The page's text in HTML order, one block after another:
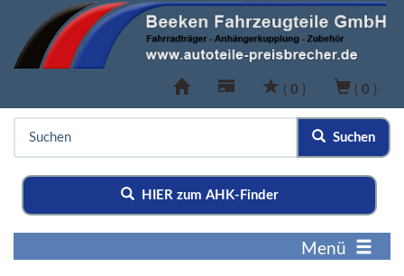
( 0 ) ( 0 )
Suchen
HIER zum AHK-Finder
Menü